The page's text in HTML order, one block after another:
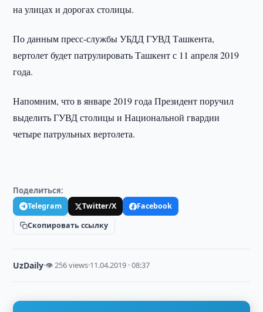
на улицах и дорогах столицы.
По данным пресс-службы УБДД ГУВД Ташкента,
вертолет будет патрулировать Ташкент с 11 апреля 2019
года.
Напомним, что в январе 2019 года Президент поручил
выделить ГУВД столицы и Национальной гвардии
четыре патрульных вертолета.
Поделиться:
Telegram Twitter/X
Facebook
Скопировать ссылку
UzDaily·👁 256 views·11.04.2019 · 08:37